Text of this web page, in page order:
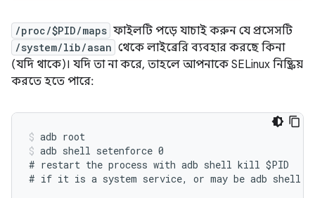
/proc/$PID/maps ফাইলটি পড়ে যাচাই করুন যে প্রসেসটি
/system/lib/asan থেকে লাইব্রেরি ব্যবহার করছে কিনা
(যদি থাকে)। যদি তা না করে, তাহলে আপনাকে SELinux নিষ্ক্রিয়
করতে হতে পারে:
adb root
adb shell setenforce 0
# restart the process with adb shell kill $PID